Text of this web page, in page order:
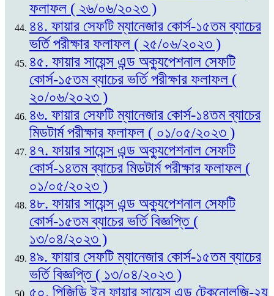
ফলাফল ( ২৬/০৬/২০২৩ )
৪৪. ফায়ার সেফটি ম্যানেজার কোর্স-১৫তম ব্যাচের
ভর্তি পরীক্ষার ফলাফল ( ২৫/০৬/২০২৩ )
৪৫. ফায়ার সায়েন্স এন্ড অক্যুপেশনাল সেফটি
কোর্স-১৫তম ব্যাচের ভর্তি পরীক্ষার ফলাফল (
২০/০৬/২০২৩ )
৪৬. ফায়ার সেফটি ম্যানেজার কোর্স-১৪তম ব্যাচের
মিডটার্ম পরীক্ষার ফলাফল ( ০১/০৫/২০২৩ )
৪৭. ফায়ার সায়েন্স এন্ড অক্যুপেশনাল সেফটি
কোর্স-১৪তম ব্যাচের মিডটার্ম পরীক্ষার ফলাফল (
০১/০৫/২০২৩ )
৪৮. ফায়ার সায়েন্স এন্ড অক্যুপেশনাল সেফটি
কোর্স-১৫তম ব্যাচের ভর্তি বিজ্ঞপ্তি (
১৩/০৪/২০২৩ )
৪৯. ফায়ার সেফটি ম্যানেজার কোর্স-১৫তম ব্যাচের
ভর্তি বিজ্ঞপ্তি ( ১৩/০৪/২০২৩ )
৫০. পিজিডি ইন ফায়ার সায়েন্স এন্ড টেকনোলজি-২য়